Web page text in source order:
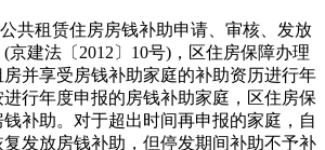
租赁住房房钱补助申请、审核、发放
京建法〔2012〕10号)，区住房保障办理
并享受房钱补助家庭的补助资历进行年
行年度申报的房钱补助家庭，区住房保
补助。对于超出时间再申报的家庭，自
发放房钱补助，但停发期间补助不予补